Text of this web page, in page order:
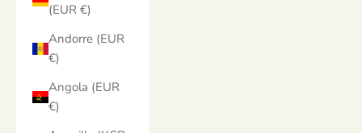
(EUR €)
Andorre (EUR
€)
Angola (EUR
€)